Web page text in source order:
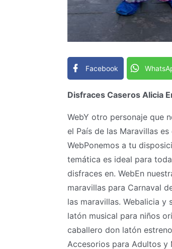
Facebook
Disfraces Caseros Alicia
WebY otro personaje que
el País de las Maravillas
WebPonemos a tu
temática es ideal para
disfraces en. WebEn
maravillas para Carnaval
las maravillas. Webalicia
latón musical para niños
caballero don latón
Accesorios para Adultos y